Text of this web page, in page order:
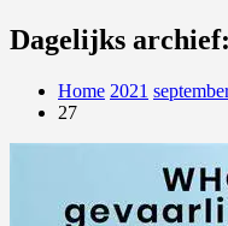
Dagelijks
Home 2021
27